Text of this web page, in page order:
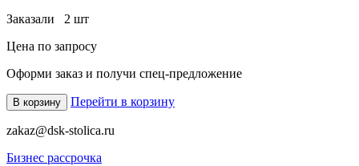
Заказали 2 шт
Цена по запросу
Оформи заказ и получи спец-предложение
В корзину Перейти в корзину
zakaz@dsk-stolica.ru
Бизнес рассрочка